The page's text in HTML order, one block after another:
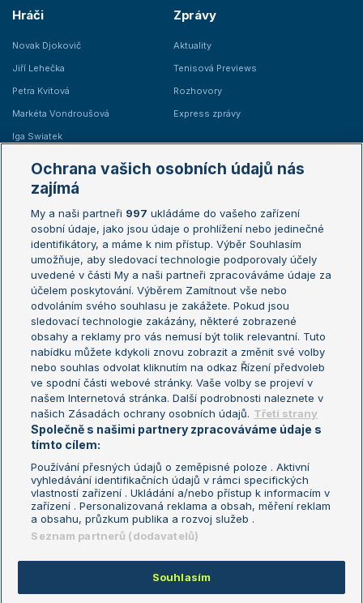
Hráči
Novak Djokovič
Jiří Lehečka
Petra Kvitová
Markéta Vondroušová
Iga Swiatek
Zprávy
Aktuality
Tenisová Previews
Rozhovory
Express zprávy
Žebříčky
Žebříček ATP (muži)
Žebříček WTA (ženy)
Sázkařský žebříček
Australian Open
French Open
Wimbledon
US Open
Turnaj mistrů
Turnaj mistryň
Aktualní trendy
Fotbalové přestupy
Livesport Daily
LS Prague Open
Podmínky užití
Nastavení soukromí
GDPR a žurnalistika
Reklama
Kontakt
Informace o zpracování osobních
údajů
Copyright © 2008-2026 TenisPortal.cz. Využíváme zpravodajství ČTK.
Ochrana vašich osobních údajů nás
zajímá
My a naši partneři 997 ukládáme do vašeho zařízení
osobní údaje, jako jsou údaje o prohlížení nebo jedinečné
identifikátory, a máme k nim přístup. Výběr Souhlasím
umožňuje, aby sledovací technologie podporovaly účely
uvedené v části My a naši partneři zpracováváme údaje za
účelem poskytování. Výběrem Zamítnout vše nebo
odvoláním svého souhlasu je zakážete. Pokud jsou
sledovací technologie zakázány, některé zobrazené
obsahy a reklamy pro vás nemusí být tolik relevantní. Tuto
nabídku můžete kdykoli znovu zobrazit a změnit své volby
nebo souhlas odvolat kliknutím na odkaz Řízení předvoleb
ve spodní části webové stránky. Vaše volby se projeví v
našem Internetová stránka. Další podrobnosti naleznete v
našich Zásadách ochrany osobních údajů. Třetí strany
Společně s našimi partnery zpracováváme údaje s
tímto cílem:
Používání přesných údajů o zeměpisné poloze . Aktivní
vyhledávání identifikačních údajů v rámci specifických
vlastností zařízení . Ukládání a/nebo přístup k informacím v
zařízení . Personalizovaná reklama a obsah, měření reklam
a obsahu, průzkum publika a rozvoj služeb .
Seznam partnerů (dodavatelů)
Souhlasím